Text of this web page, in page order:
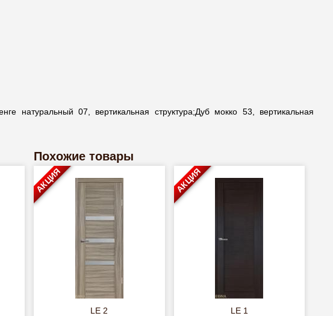
натуральный 07, вертикальная структура;Дуб мокко 53, вертикальная
Похожие товары
LE 2
АКЦИЯ
LE 1
АКЦИЯ